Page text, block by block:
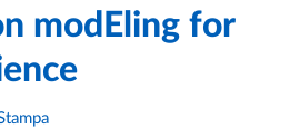
modEling for